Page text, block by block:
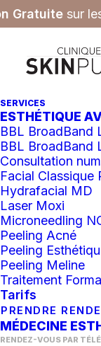
Gratuite sur
SERVICES
ESTHÉTIQUE
BBL BroadBand
BBL BroadBand
Consultation
Facial Classique
Hydrafacial MD
Laser Moxi
Microneedling
Peeling Acné
Peeling
Peeling Meline
Traitement
Tarifs
PRENDRE
MÉDECINE
RENDEZ-VOUS PAR